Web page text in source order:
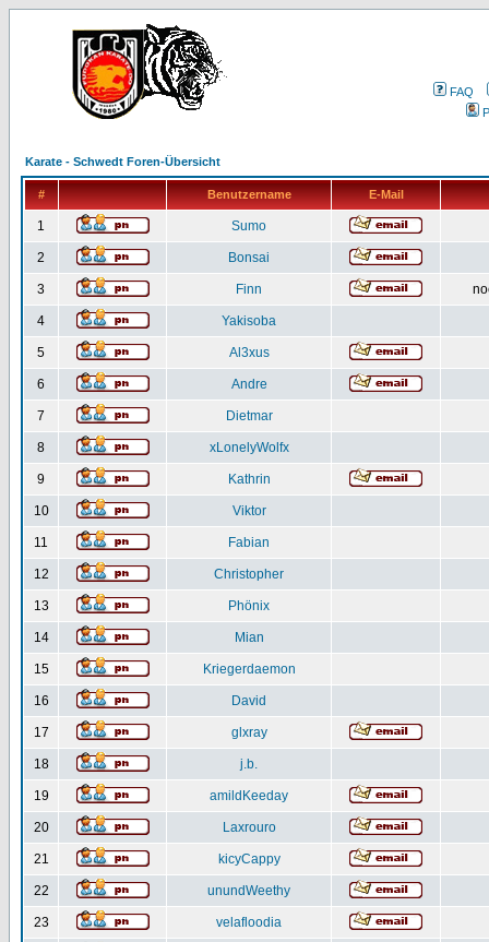
FAQ
Karate - Schwedt Foren-Übersicht
# Benutzername E-Mail
1 Sumo
2 Bonsai
3 Finn
4 Yakisoba
5 Al3xus
6 Andre
7 Dietmar
8 xLonelyWolfx
9 Kathrin
10 Viktor
11 Fabian
12 Christopher
13 Phönix
14 Mian
15 Kriegerdaemon
16 David
17 glxray
18 j.b.
19 amildKeeday
20 Laxrouro
21 kicyCappy
22 unundWeethy
23 velafloodia